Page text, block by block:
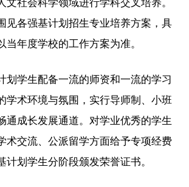
文社会科学领域进行学科交叉培养。
见各强基计划招生专业培养方案，具
当年度学校的工作方案为准。
划学生配备一流的师资和一流的学习
学术环境与氛围，实行导师制、小班
通成长发展通道。对学业优秀的学生
术交流、公派留学方面给予专项经费
计划学生分阶段颁发荣誉证书。